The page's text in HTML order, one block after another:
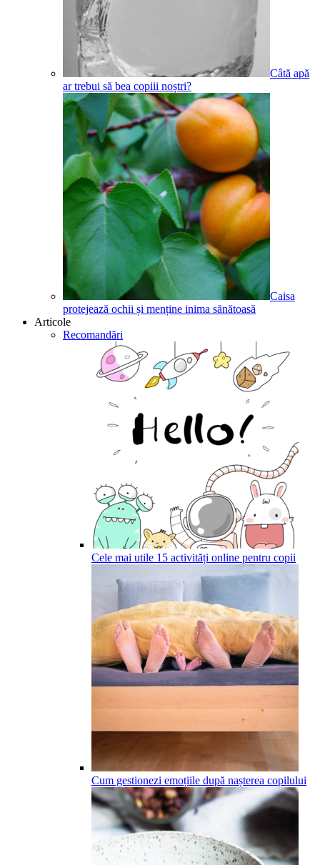
Câtă apă
ar trebui să bea copiii noștri?
Caisa
protejează ochii și menține inima sănătoasă
Articole
Recomandări
Cele mai utile 15 activități online pentru copii
Cum gestionezi emoțiile după nașterea copilului